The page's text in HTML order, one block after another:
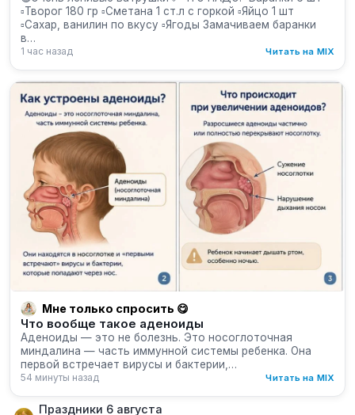
▫️Творог 180 гр ▫️Сметана 1 ст.л с горкой ▫️Яйцо 1 шт
▫️Сахар, ванилин по вкусу ▫️Ягоды Замачиваем баранки
в…
1 час назад Читать на MIX
Мне только спросить 😋
Что вообще такое аденоиды
Аденоиды — это не болезнь. Это носоглоточная
миндалина — часть иммунной системы ребенка. Она
первой встречает вирусы и бактерии,…
54 минуты назад Читать на MIX
Праздники 6 августа